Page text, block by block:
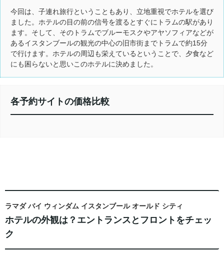
今回は、子連れ旅行ということもあり、立地重視でホテルを選び
ました。ホテルの目の前の信号を渡るとすぐにトラムの駅があり
ます。そして、そのトラムでブルーモスクやアヤソフィアなどが
あるイスタンブールの観光の中心の旧市街までトラムで約15分
で行けます。ホテルの周辺も栄えているということで、夕食など
にも困らないと思いこのホテルに決めました。
各予約サイトの価格比較
ラマダ バイ ウィンダム イスタンブール オールド シティ
ホテルの外観は？エントランスとフロントをチェッ
ク